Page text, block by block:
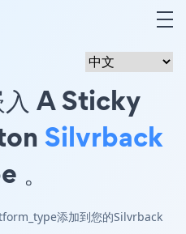
入 A Sticky
Silvrback
添加到您的Silvrback